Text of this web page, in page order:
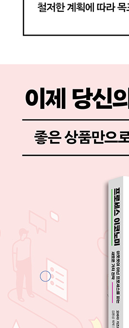
만 집중하면 위험하다
한 기준에 집중하라
에 인생을 조종당하지 마라
의 괴리를 직시하라
스는 어떻게 새로운 시대의 무기가 되는
넷플릭스가 이룬 혁신
레고형으로, 인생의 패러다임이 달라
지향주의’에서 ‘프로세스 지향주의’로
아웃풋’이라는 마침표 대신 ‘프로세스